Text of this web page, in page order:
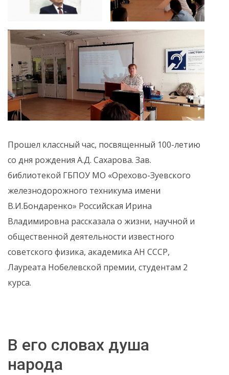
Прошел классный час, посвященный 100-летию
со дня рождения А.Д. Сахарова. Зав.
библиотекой ГБПОУ МО «Орехово-Зуевского
железнодорожного техникума имени
В.И.Бондаренко» Российская Ирина
Владимировна рассказала о жизни, научной и
общественной деятельности известного
советского физика, академика АН СССР,
Лауреата Нобелевской премии, студентам 2
курса.
В его словах душа
народа